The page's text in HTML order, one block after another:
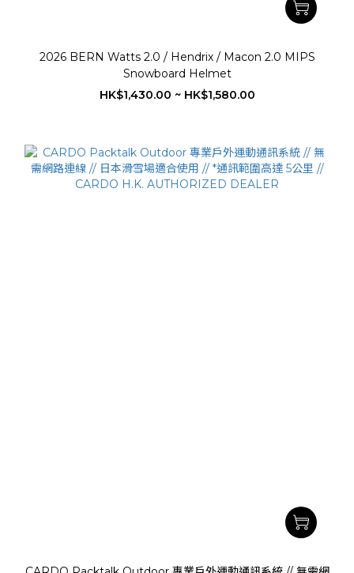
2026 BERN Watts 2.0 / Hendrix / Macon 2.0 MIPS
Snowboard Helmet
HK$1,430.00 ~ HK$1,580.00